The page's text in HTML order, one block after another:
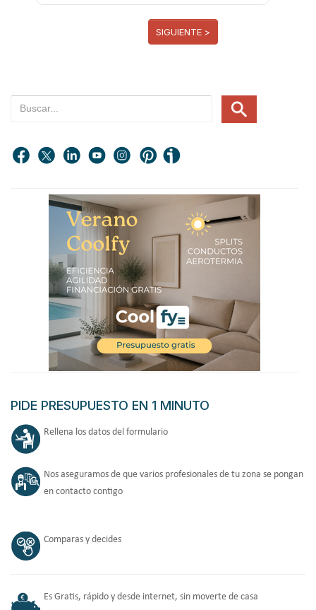
SIGUIENTE >
PIDE PRESUPUESTO EN 1 MINUTO
Rellena los datos del formulario
Nos aseguramos de que varios profesionales de tu zona se pongan
en contacto contigo
Comparas y decides
Es Gratis, rápido y desde internet, sin moverte de casa